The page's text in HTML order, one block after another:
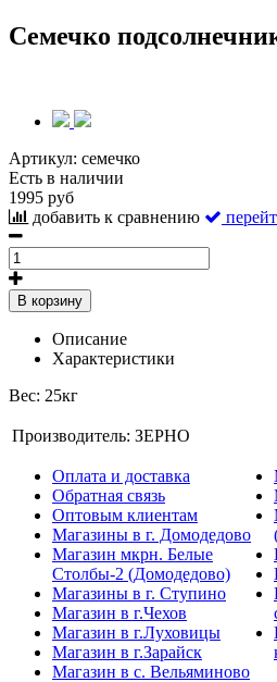
Семечко
Артикул: семечко
Есть в наличии
1995 руб
добавить к сравнению
В корзину
Описание
Характеристики
Вес: 25кг
Производитель: ЗЕРНО
Оплата и доставка
Обратная связь
Оптовым клиентам
Магазины в г. Домодедово
Магазин мкрн. Белые
Столбы-2 (Домодедово)
Магазины в г. Ступино
Магазин в г.Чехов
Магазин в г.Луховицы
Магазин в г.Зарайск
Магазин в с. Вельяминово